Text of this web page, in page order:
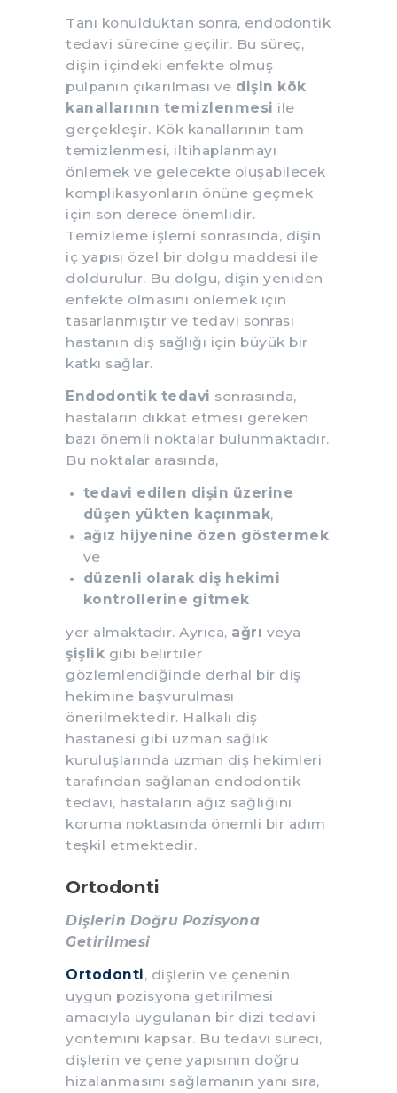
Tanı konulduktan sonra, endodontik
tedavi sürecine geçilir. Bu süreç,
dişin içindeki enfekte olmuş
pulpanın çıkarılması ve dişin kök
kanallarının temizlenmesi ile
gerçekleşir. Kök kanallarının tam
temizlenmesi, iltihaplanmayı
önlemek ve gelecekte oluşabilecek
komplikasyonların önüne geçmek
için son derece önemlidir.
Temizleme işlemi sonrasında, dişin
iç yapısı özel bir dolgu maddesi ile
doldurulur. Bu dolgu, dişin yeniden
enfekte olmasını önlemek için
tasarlanmıştır ve tedavi sonrası
hastanın diş sağlığı için büyük bir
katkı sağlar.
Endodontik tedavi sonrasında,
hastaların dikkat etmesi gereken
bazı önemli noktalar bulunmaktadır.
Bu noktalar arasında,
tedavi edilen dişin üzerine
düşen yükten kaçınmak,
ağız hijyenine özen göstermek
ve
düzenli olarak diş hekimi
kontrollerine gitmek
yer almaktadır. Ayrıca, ağrı veya
şişlik gibi belirtiler
gözlemlendiğinde derhal bir diş
hekimine başvurulması
önerilmektedir. Halkalı diş
hastanesi gibi uzman sağlık
kuruluşlarında uzman diş hekimleri
tarafından sağlanan endodontik
tedavi, hastaların ağız sağlığını
koruma noktasında önemli bir adım
teşkil etmektedir.
Ortodonti
Dişlerin Doğru Pozisyona
Getirilmesi
Ortodonti, dişlerin ve çenenin
uygun pozisyona getirilmesi
amacıyla uygulanan bir dizi tedavi
yöntemini kapsar. Bu tedavi süreci,
dişlerin ve çene yapısının doğru
hizalanmasını sağlamanın yanı sıra,